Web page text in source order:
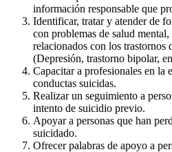
información responsable que
Identificar, tratar y atender de
con problemas de salud
relacionados con los trastornos
(Depresión, trastorno bipolar,
Capacitar a profesionales en la
conductas suicidas.
Realizar un seguimiento a
intento de suicidio previo.
Apoyar a personas que han
suicidado.
Ofrecer palabras de apoyo a